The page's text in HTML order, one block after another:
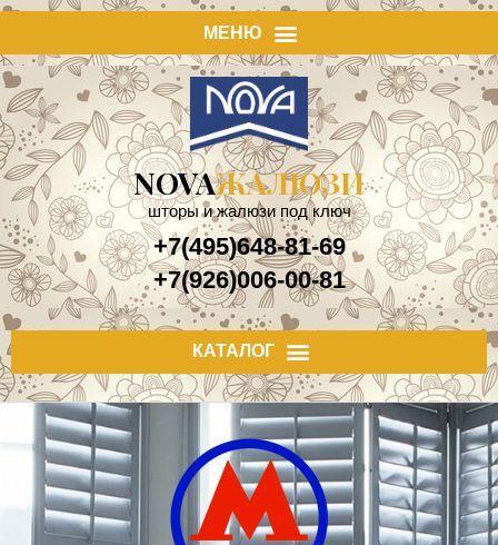
NOVAЖАЛЮЗИ
шторы и жалюзи под ключ
+7(495)648-81-69
+7(926)006-00-81